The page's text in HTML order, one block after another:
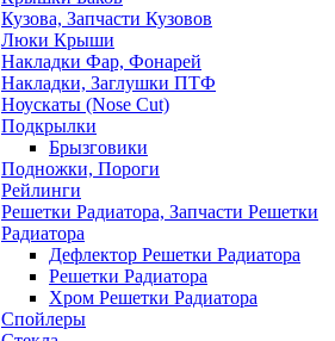
Кузова, Запчасти Кузовов
Люки Крыши
Накладки Фар, Фонарей
Накладки, Заглушки ПТФ
Ноускаты (Nose Cut)
Подкрылки
Брызговики
Подножки, Пороги
Рейлинги
Решетки Радиатора, Запчасти Решетки
Радиатора
Дефлектор Решетки Радиатора
Решетки Радиатора
Хром Решетки Радиатора
Спойлеры